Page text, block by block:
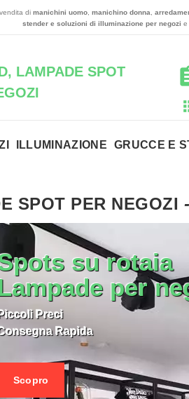
di manichini uomo, manichino donna
stender e soluzioni di illuminazione per negozi e
LAMPADE SPOT
ILLUMINAZIONE GRUCCE E
SPOT PER NEGOZI -
su rotaia
per
Piccoli Preci
Rapida
Scopro